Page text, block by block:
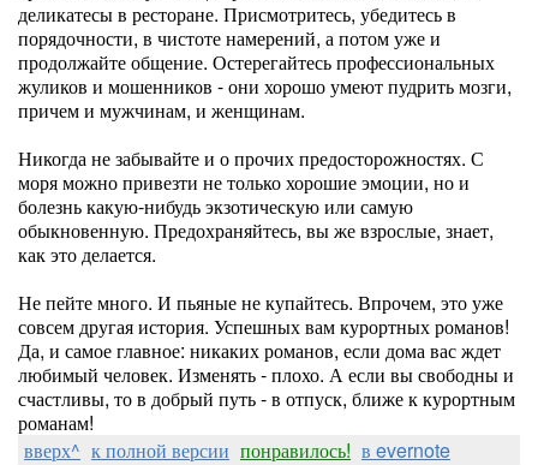
деликатесы в ресторане. Присмотритесь, убедитесь в
порядочности, в чистоте намерений, а потом уже и
продолжайте общение. Остерегайтесь профессиональных
жуликов и мошенников - они хорошо умеют пудрить мозги,
причем и мужчинам, и женщинам.
Никогда не забывайте и о прочих предосторожностях. С
моря можно привезти не только хорошие эмоции, но и
болезнь какую-нибудь экзотическую или самую
обыкновенную. Предохраняйтесь, вы же взрослые, знает,
как это делается.
Не пейте много. И пьяные не купайтесь. Впрочем, это уже
совсем другая история. Успешных вам курортных романов!
Да, и самое главное: никаких романов, если дома вас ждет
любимый человек. Изменять - плохо. А если вы свободны и
счастливы, то в добрый путь - в отпуск, ближе к курортным
романам!
вверх^ к полной версии понравилось! в evernote